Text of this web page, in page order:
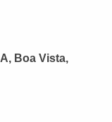
Boa Vista,